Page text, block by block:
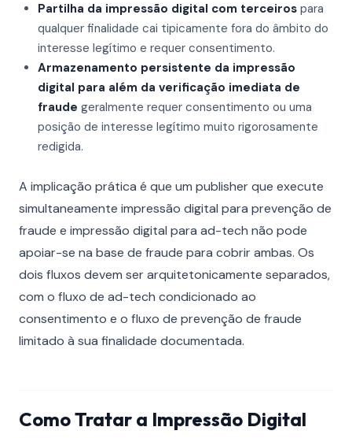
Partilha da impressão digital com terceiros para
qualquer finalidade cai tipicamente fora do âmbito do
interesse legítimo e requer consentimento.
Armazenamento persistente da impressão
digital para além da verificação imediata de
fraude geralmente requer consentimento ou uma
posição de interesse legítimo muito rigorosamente
redigida.
A implicação prática é que um publisher que execute
simultaneamente impressão digital para prevenção de
fraude e impressão digital para ad-tech não pode
apoiar-se na base de fraude para cobrir ambas. Os
dois fluxos devem ser arquitetonicamente separados,
com o fluxo de ad-tech condicionado ao
consentimento e o fluxo de prevenção de fraude
limitado à sua finalidade documentada.
Como Tratar a Impressão Digital